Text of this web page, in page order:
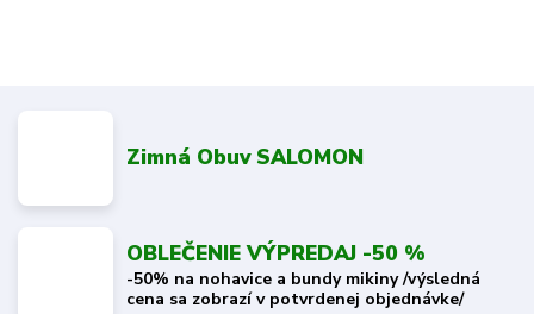
Zimná Obuv SALOMON
OBLEČENIE VÝPREDAJ -50 %
-50% na nohavice a bundy mikiny /výsledná
cena sa zobrazí v potvrdenej objednávke/